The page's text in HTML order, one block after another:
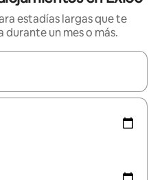
estadías largas que te
durante un mes o más.
disponibles, navega con las